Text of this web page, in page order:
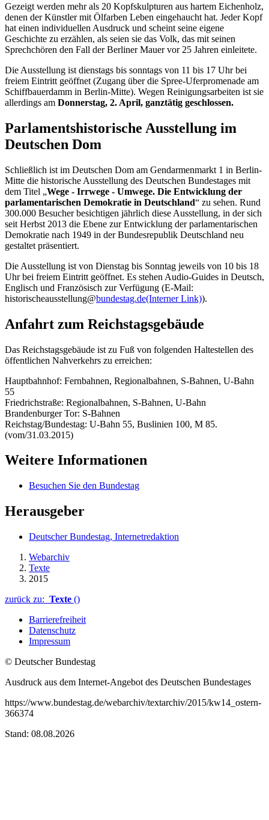
Gezeigt werden mehr als 20 Kopfskulpturen aus hartem Eichenholz,
denen der Künstler mit Ölfarben Leben eingehaucht hat. Jeder Kopf
hat einen individuellen Ausdruck und scheint seine eigene
Geschichte zu erzählen, als seien sie das Volk, das mit seinen
Sprechchören den Fall der Berliner Mauer vor 25 Jahren einleitete.
Die Ausstellung ist dienstags bis sonntags von 11 bis 17 Uhr bei
freiem Eintritt geöffnet (Zugang über die Spree-Uferpromenade am
Schiffbauerdamm in Berlin-Mitte). Wegen Reinigungsarbeiten ist sie
allerdings am Donnerstag, 2. April, ganztätig geschlossen.
Parlamentshistorische Ausstellung im
Deutschen Dom
Schließlich ist im Deutschen Dom am Gendarmenmarkt 1 in Berlin-
Mitte die historische Ausstellung des Deutschen Bundestages mit
dem Titel „Wege - Irrwege - Umwege. Die Entwicklung der
parlamentarischen Demokratie in Deutschland“ zu sehen. Rund
300.000 Besucher besichtigen jährlich diese Ausstellung, in der sich
seit Herbst 2013 die Ebene zur Entwicklung der parlamentarischen
Demokratie nach 1949 in der Bundesrepublik Deutschland neu
gestaltet präsentiert.
Die Ausstellung ist von Dienstag bis Sonntag jeweils von 10 bis 18
Uhr bei freiem Eintritt geöffnet. Es stehen Audio-Guides in Deutsch,
Englisch und Französisch zur Verfügung (E-Mail:
historischeausstellung@bundestag.de(Interner Link)).
Anfahrt zum Reichstagsgebäude
Das Reichstagsgebäude ist zu Fuß von folgenden Haltestellen des
öffentlichen Nahverkehrs zu erreichen:
Hauptbahnhof: Fernbahnen, Regionalbahnen, S-Bahnen, U-Bahn
55
Friedrichstraße: Regionalbahnen, S-Bahnen, U-Bahn
Brandenburger Tor: S-Bahnen
Reichstag/Bundestag: U-Bahn 55, Buslinien 100, M 85.
(vom/31.03.2015)
Weitere Informationen
Besuchen Sie den Bundestag
Herausgeber
Deutscher Bundestag, Internetredaktion
Webarchiv
Texte
2015
zurück zu: Texte ()
Barrierefreiheit
Datenschutz
Impressum
© Deutscher Bundestag
Ausdruck aus dem Internet-Angebot des Deutschen Bundestages
https://www.bundestag.de/webarchiv/textarchiv/2015/kw14_ostern-
366374
Stand: 08.08.2026